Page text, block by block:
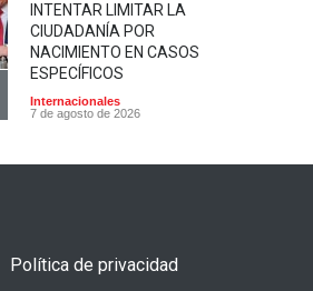
INTENTAR LIMITAR LA
CIUDADANÍA POR
NACIMIENTO EN CASOS
ESPECÍFICOS
Internacionales
7 de agosto de 2026
IDENTIFICARON A LA MUJER
7 de agosto de 2026
Política de privacidad